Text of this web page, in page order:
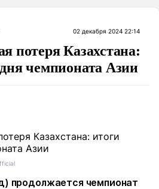
02 декабря 2024 22:14
потеря Казахстана:
чемпионата Азии
продолжается чемпионат